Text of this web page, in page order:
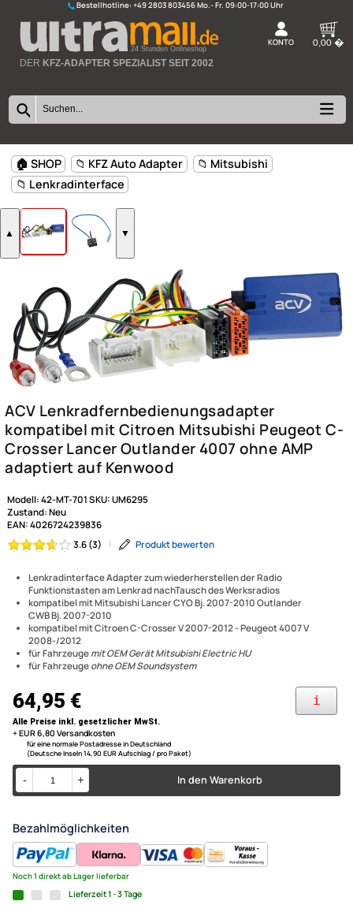
Bestellhotline:+49 2803 803456
24 Stunden Onlineshop
🏠 SHOP 📁 KFZ Auto Adapter
📁 Lenkradinterface
▲ ▼
ACV
kompatibel mit Citroen
Crosser Lancer Outlander
adaptiert auf Kenwood
Lenkradinterface Adapter zum wiederherstellen der Radio
Funktionstasten am Lenkrad nachTausch des Werksradios
kompatibel mit Mitsubishi Lancer CYO Bj. 2007-2010 Outlander
kompatibel mit Citroen C-Crosser V 2007-2012 - Peugeot 4007 V
2008-/2012
für Fahrzeugemit OEM Gerät Mitsubishi Electric HU
für Fahrzeugeohne OEM Soundsystem
Modell: 42-MT-701
EAN:4026724239836
3.6 (3) | Produkt bewerten
64,95 €
Alle Preise inkl. gesetzlicher MwSt.
+ EUR 6,80 Versandkosten